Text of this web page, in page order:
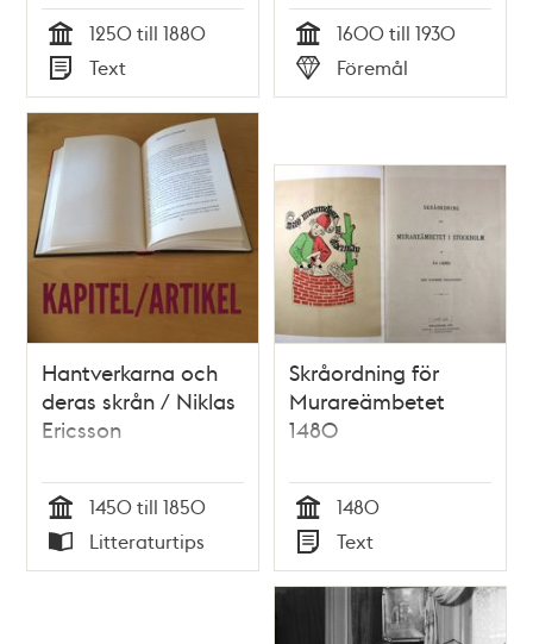
Tid
1250 till 1880
Typ
Text Tid
1600 till 1930
Typ
Föremål
Hantverkarna och
deras skrån / Niklas
Ericsson
Tid
1450 till 1850
Typ
Litteraturtips
Skråordning för
Murareämbetet
1480
Tid
1480
Typ
Text